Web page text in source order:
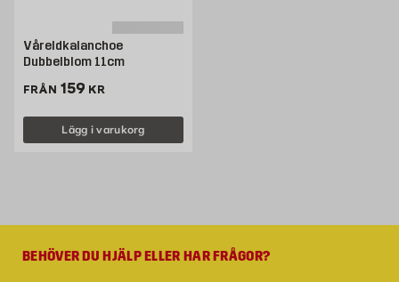
Våreldkalanchoe
Dubbelblom 11cm
FRÅN Pris 159 kr
159 KR
Lägg i varukorg
BEHÖVER DU HJÄLP ELLER HAR FRÅGOR?